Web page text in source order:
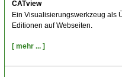
CATview
Ein Visualisierungswerkzeug als
Editionen auf Webseiten.
[ mehr ... ]